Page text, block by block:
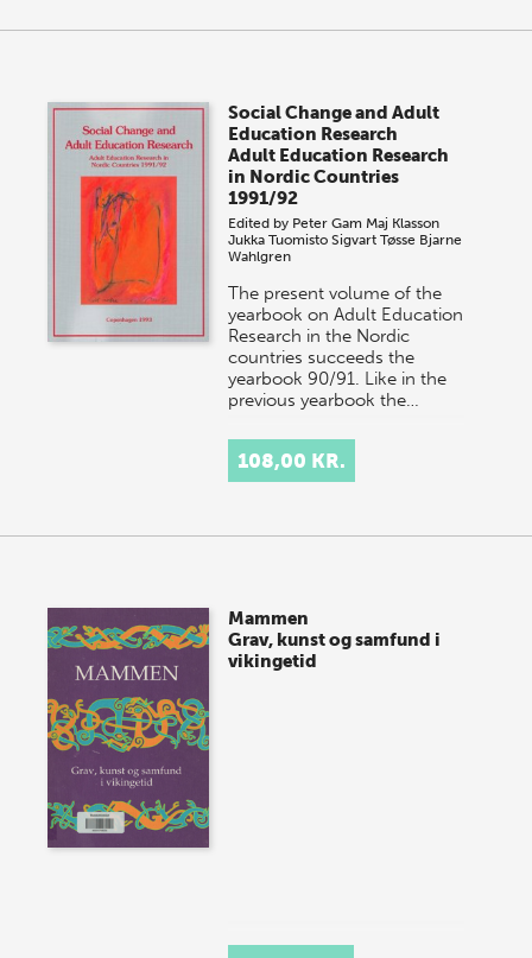
Social Change and Adult
Education Research
Adult Education Research
in Nordic Countries
1991/92
Edited by Peter Gam Maj Klasson
Jukka Tuomisto Sigvart Tøsse Bjarne
Wahlgren
The present volume of the
yearbook on Adult Education
Research in the Nordic
countries succeeds the
yearbook 90/91. Like in the
previous yearbook the…
108,00 KR.
Mammen
Grav, kunst og samfund i
vikingetid